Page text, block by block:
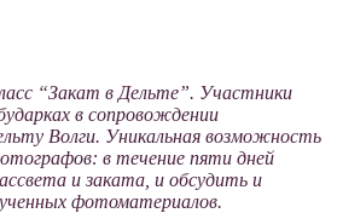
“Закат в Дельте”. Участники
в сопровождении
Волги. Уникальная возможность
в течение пяти дней
и заката, и обсудить и
фотоматериалов.